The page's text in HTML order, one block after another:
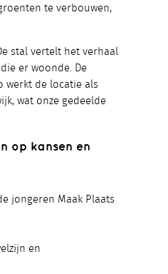
te verbouwen,
stal vertelt het verhaal
er woonde. De
werkt de locatie als
wat onze gedeelde
op kansen en
jongeren Maak Plaats
en